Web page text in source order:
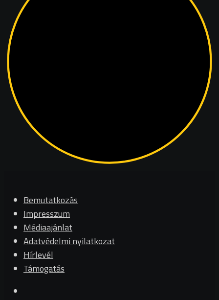
Bemutatkozás
Impresszum
Médiaajánlat
Adatvédelmi nyilatkozat
Hírlevél
Támogatás